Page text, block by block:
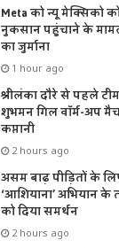
Meta को न्यू मेक्सिको
नुकसान पहुंचाने के
का जुर्माना
1 hour ago
श्रीलंका दौरे से पहले
शुभमन गिल वॉर्म-अप
कप्तानी
2 hours ago
असम बाढ़ पीड़ितों के
‘आशियाना’ अभियान
को दिया समर्थन
2 hours ago